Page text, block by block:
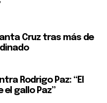
Cruz tras más de
Rodrigo Paz: “El
el gallo Paz”